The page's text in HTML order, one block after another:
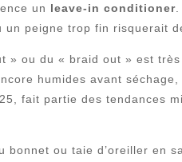
un leave-in conditioner
peigne trop fin risquerait
» ou du « braid out » est
humides avant
fait partie des tendances
bonnet ou taie d’oreiller